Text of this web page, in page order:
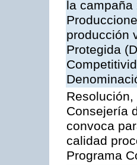
la campaña
producción
Protegida
Consejería
convoca
calidad
Programa